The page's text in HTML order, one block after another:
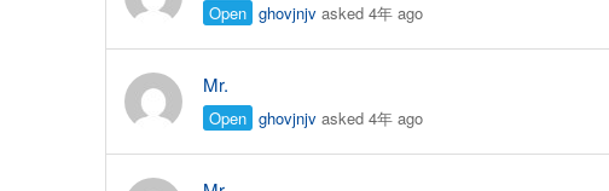
Open ghovjnjv asked 4年 ago
Mr.
Open ghovjnjv asked 4年 ago